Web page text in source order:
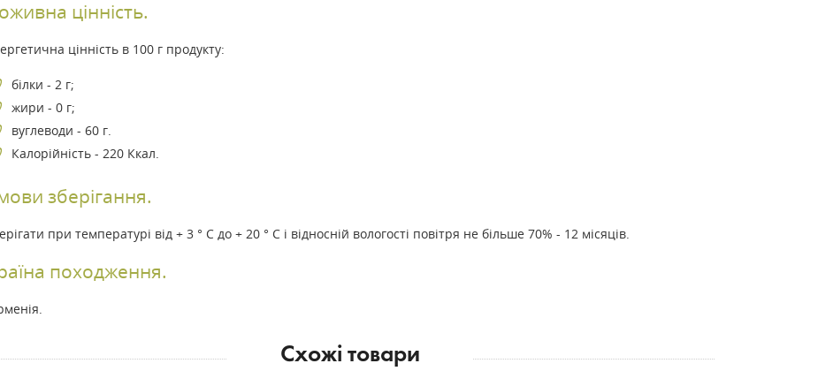
цінність.
цінність в 100 г продукту:
білки - 2 г;
жири - 0 г;
вуглеводи - 60 г.
Калорійність - 220 Ккал.
зберігання.
при температурі від + 3 ° С до + 20 ° С і відносній вологості повітря не більше 70% - 12 місяців.
походження.
Схожі товари